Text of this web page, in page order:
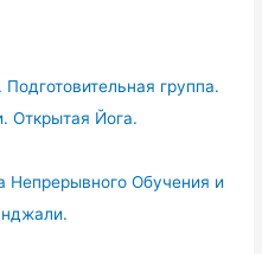
группа.
Открытая Йога.
Непрерывного Обучения и